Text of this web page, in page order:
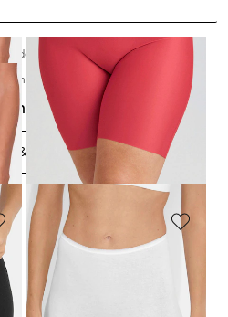
Bademode
Unterhosen
Unterhosen
Unterhosen
& SORTIEREN
MISS MARY
45,51 CHF